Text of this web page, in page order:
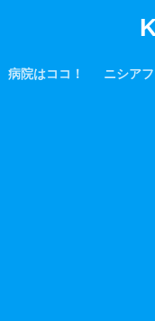
病院はココ！ ニシア